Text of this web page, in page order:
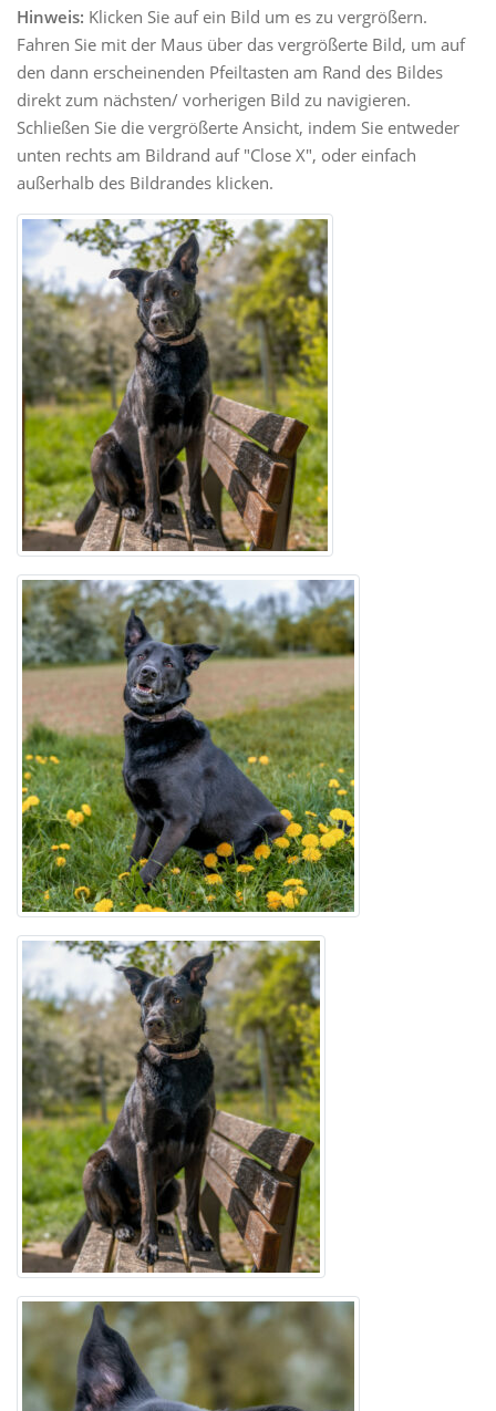
Hinweis: Klicken Sie auf ein Bild um es zu vergrößern.
Fahren Sie mit der Maus über das vergrößerte Bild, um auf
den dann erscheinenden Pfeiltasten am Rand des Bildes
direkt zum nächsten/ vorherigen Bild zu navigieren.
Schließen Sie die vergrößerte Ansicht, indem Sie entweder
unten rechts am Bildrand auf "Close X", oder einfach
außerhalb des Bildrandes klicken.